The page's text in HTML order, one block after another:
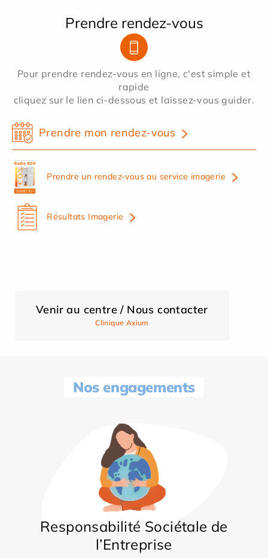
Prendre rendez-vous
Pour prendre rendez-vous en ligne, c'est simple et
rapide
cliquez sur le lien ci-dessous et laissez-vous guider.
Prendre mon rendez-vous
Prendre un rendez-vous au service imagerie
Résultats Imagerie
Venir au centre / Nous contacter
Clinique Axium
Nos engagements
Responsabilité Sociétale de
l’Entreprise